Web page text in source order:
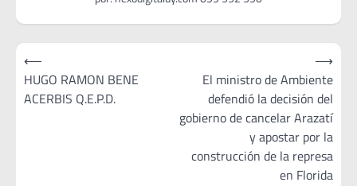
Navegación
de
entradas
⟵
HUGO RAMON BENE
ACERBIS Q.E.P.D.
El ministro de Ambiente
defendió la decisión del
gobierno de cancelar Arazatí
y apostar por la
construcción de la represa
en Florida
⟶